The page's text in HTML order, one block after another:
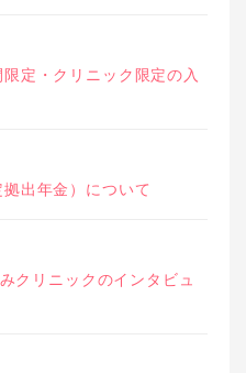
定・クリニック限定の入
出年金）について
クリニックのインタビュ